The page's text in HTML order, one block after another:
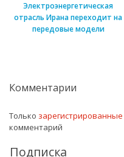
Электроэнергетическая
отрасль Ирана переходит на
передовые модели
Комментарии
Только зарегистрированные
комментарий
Подписка